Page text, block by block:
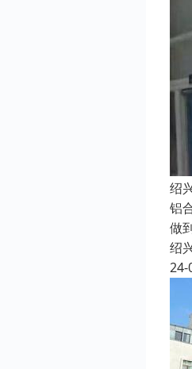
绍
铝
做
绍
24-